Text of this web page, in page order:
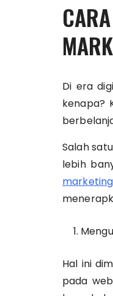
Di era
kenapa?
Salah
lebih
marketing
Hal ini
pada